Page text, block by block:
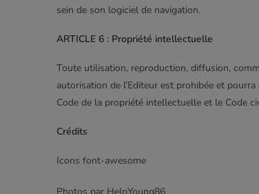
sein de son logiciel de navigation.
ARTICLE 6 : Propriété intellectuelle
Toute utilisation, reproduction, diffusion,
autorisation de l’Editeur est prohibée et
Code de la propriété intellectuelle et le Code
Crédits
Icons font-awesome